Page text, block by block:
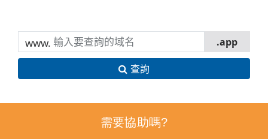
www.
查詢
需要協助嗎?